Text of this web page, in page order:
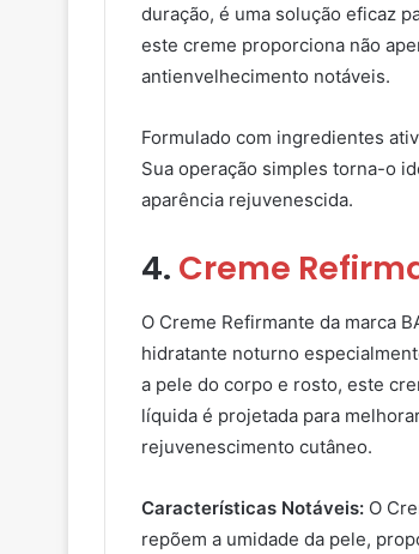
duração, é uma solução eficaz
este creme proporciona não
antienvelhecimento notáveis.
Formulado com ingredientes
Sua operação simples torna-o
aparência rejuvenescida.
4. Creme
O Creme Refirmante da marca
hidratante noturno
a pele do corpo e rosto, este
líquida é projetada para
rejuvenescimento cutâneo.
Características Notáveis: O
repõem a umidade da pele,